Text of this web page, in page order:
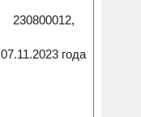
230800012,
07.11.2023 года